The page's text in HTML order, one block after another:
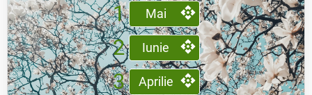
1 Mai
2 Iunie
3 Aprilie